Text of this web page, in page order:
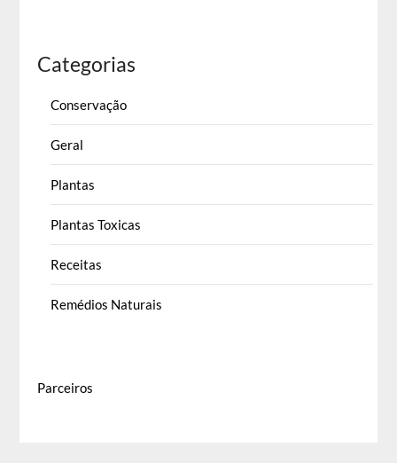
Categorias
Conservação
Geral
Plantas
Plantas Toxicas
Receitas
Remédios Naturais
Parceiros